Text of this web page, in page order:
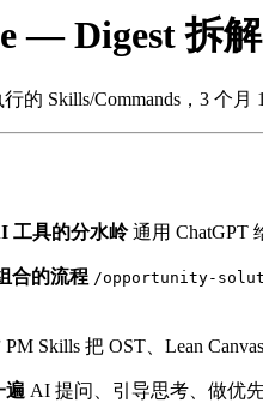
— Digest 拆解
的 Skills/Commands，3 个
工具的分水岭通用 ChatGPT
合的流程 /opportunity-
PM Skills 把 OST、Lean
遍 AI 提问、引导思考、做优